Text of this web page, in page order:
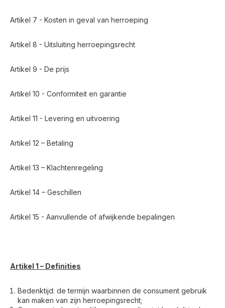
Artikel 7 - Kosten in geval van herroeping
Artikel 8 - Uitsluiting herroepingsrecht
Artikel 9 - De prijs
Artikel 10 - Conformiteit en garantie
Artikel 11 - Levering en uitvoering
Artikel 12 – Betaling
Artikel 13 – Klachtenregeling
Artikel 14 – Geschillen
Artikel 15 - Aanvullende of afwijkende bepalingen
Artikel 1 – Definities
Bedenktijd: de termijn waarbinnen de consument gebruik
kan maken van zijn herroepingsrecht;